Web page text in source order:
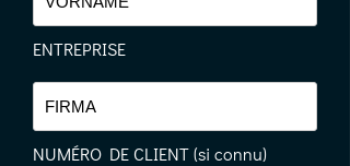
ENTREPRISE
NUMÉRO DE CLIENT (si connu)